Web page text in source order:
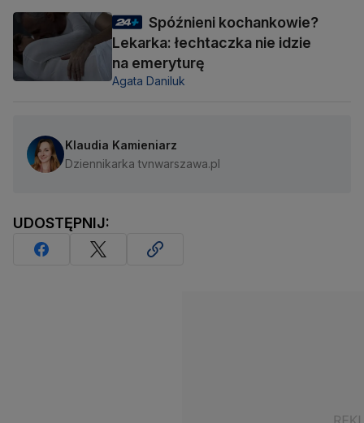
Spóźnieni kochankowie?
Lekarka: łechtaczka nie idzie
na emeryturę
Agata Daniluk
Klaudia Kamieniarz
Dziennikarka tvnwarszawa.pl
UDOSTĘPNIJ: